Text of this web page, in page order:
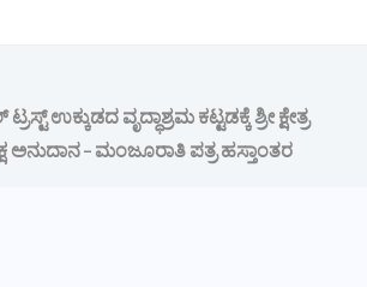
ಉಕ್ಕುಡದ ವೃದ್ಧಾಶ್ರಮ ಕಟ್ಟಡಕ್ಕೆ ಶ್ರೀ ಕ್ಷೇತ್ರ
ಅನುದಾನ – ಮಂಜೂರಾತಿ ಪತ್ರ ಹಸ್ತಾಂತರ